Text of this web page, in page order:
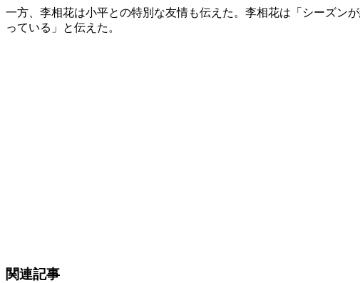
一方、李相花は小平との特別な友情も伝えた。李相花は「シーズン
っている」と伝えた。
関連記事